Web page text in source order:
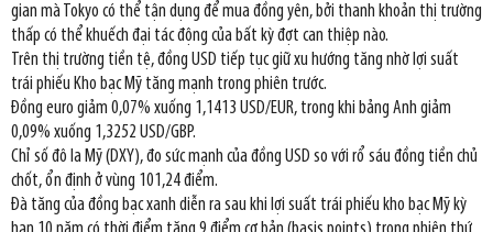
gian mà Tokyo có thể tận dụng để mua đồng yên, bởi thanh khoản thị trường
thấp có thể khuếch đại tác động của bất kỳ đợt can thiệp nào.
Trên thị trường tiền tệ, đồng USD tiếp tục giữ xu hướng tăng nhờ lợi suất
trái phiếu Kho bạc Mỹ tăng mạnh trong phiên trước.
Đồng euro giảm 0,07% xuống 1,1413 USD/EUR, trong khi bảng Anh giảm
0,09% xuống 1,3252 USD/GBP.
Chỉ số đô la Mỹ (DXY), đo sức mạnh của đồng USD so với rổ sáu đồng tiền chủ
chốt, ổn định ở vùng 101,24 điểm.
Đà tăng của đồng bạc xanh diễn ra sau khi lợi suất trái phiếu kho bạc Mỹ kỳ